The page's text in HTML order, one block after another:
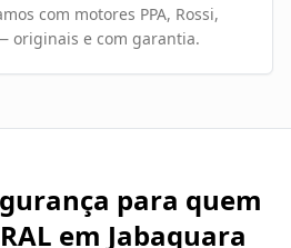
com motores PPA, Rossi,
originais e com garantia.
para quem
em Jabaquara